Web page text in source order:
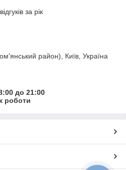
за рік
район), Київ, Україна
до 21:00
роботи